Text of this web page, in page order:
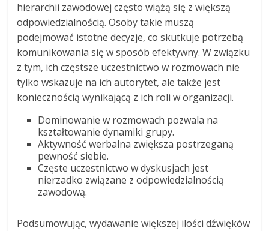
hierarchii zawodowej często wiążą się z większą
odpowiedzialnością. Osoby takie muszą
podejmować istotne decyzje, co skutkuje potrzebą
komunikowania się w sposób efektywny. W związku
z tym, ich częstsze uczestnictwo w rozmowach nie
tylko wskazuje na ich autorytet, ale także jest
koniecznością wynikającą z ich roli w organizacji.
Dominowanie w rozmowach pozwala na
kształtowanie dynamiki grupy.
Aktywność werbalna zwiększa postrzeganą
pewność siebie.
Częste uczestnictwo w dyskusjach jest
nierzadko związane z odpowiedzialnością
zawodową.
Podsumowując, wydawanie większej ilości dźwięków